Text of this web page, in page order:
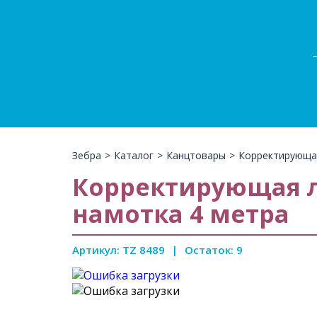
Зебра > Каталог > Канцтовары >
Корректирующая
намотка 4 метра
Артикул: TZ 8489 | Остаток: 9